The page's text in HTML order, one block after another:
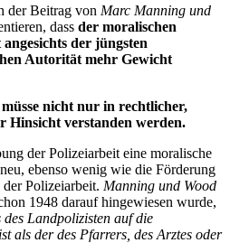
der Beitrag von Marc Manning und
dass der moralischen
der jüngsten
Autorität mehr Gewicht
nicht nur in rechtlicher,
Hinsicht verstanden werden.
der Polizeiarbeit eine moralische
ebenso wenig wie die Förderung
Polizeiarbeit. Manning und Wood
1948 darauf hingewiesen wurde,
Landpolizisten auf die
als der des Pfarrers, des Arztes oder